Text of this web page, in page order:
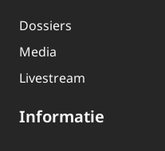
Dossiers
Media
Livestream
Informatie